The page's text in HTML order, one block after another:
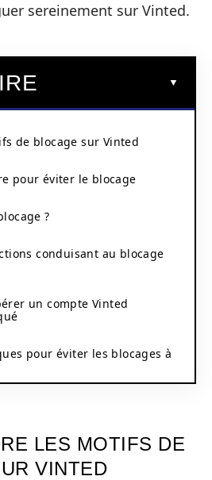
sereinement sur Vinted.
de blocage sur Vinted
pour éviter le blocage
?
conduisant au blocage
un compte Vinted
pour éviter les blocages à
LES MOTIFS DE
VINTED